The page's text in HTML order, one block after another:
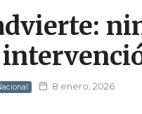
8 enero, 2026